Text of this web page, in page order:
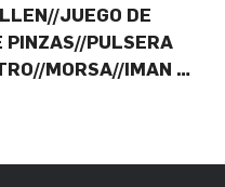
JUEGO DE
PINZAS//PULSERA
MORSA//IMAN …